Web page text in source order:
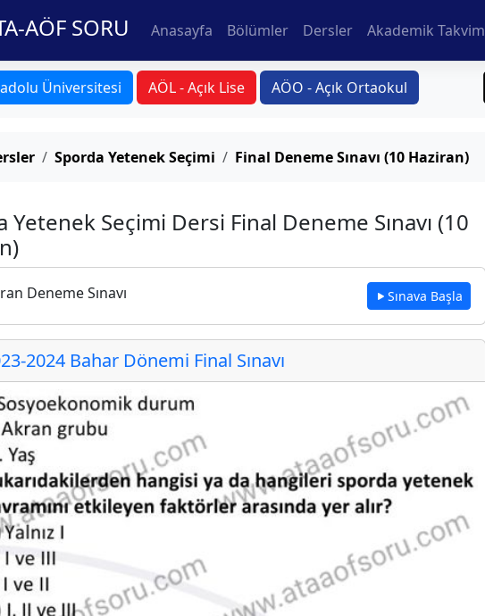
AÖF SORU Anasayfa Bölümler Dersler Akademik Takvim
Üniversitesi AÖL - Açık Lise AÖO - Açık Ortaokul
Sporda Yetenek Seçimi Final Deneme Sınavı (10 Haziran)
Yetenek Seçimi Dersi Final Deneme Sınavı (10
Deneme Sınavı Sınava Başla
2024 Bahar Dönemi Final Sınavı